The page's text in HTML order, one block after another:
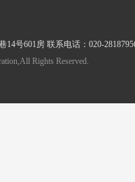
号601房 联系电话：020-
Rights Reserved.